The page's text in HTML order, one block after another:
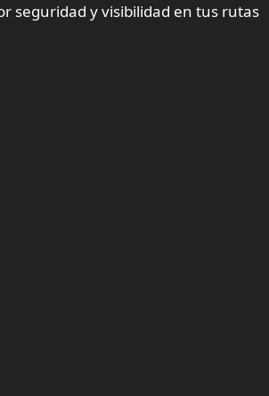
seguridad y visibilidad en tus rutas